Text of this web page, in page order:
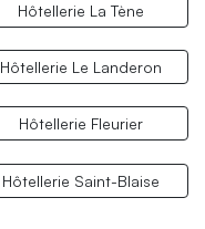
Hôtellerie La Tène
Hôtellerie Le Landeron
Hôtellerie Fleurier
Hôtellerie Saint-Blaise